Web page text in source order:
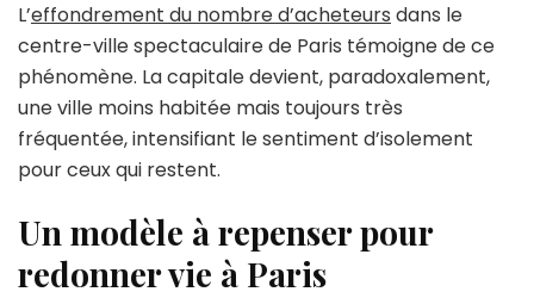
L’effondrement du nombre d’acheteurs dans le
centre-ville spectaculaire de Paris témoigne de ce
phénomène. La capitale devient, paradoxalement,
une ville moins habitée mais toujours très
fréquentée, intensifiant le sentiment d’isolement
pour ceux qui restent.
Un modèle à repenser pour
redonner vie à Paris